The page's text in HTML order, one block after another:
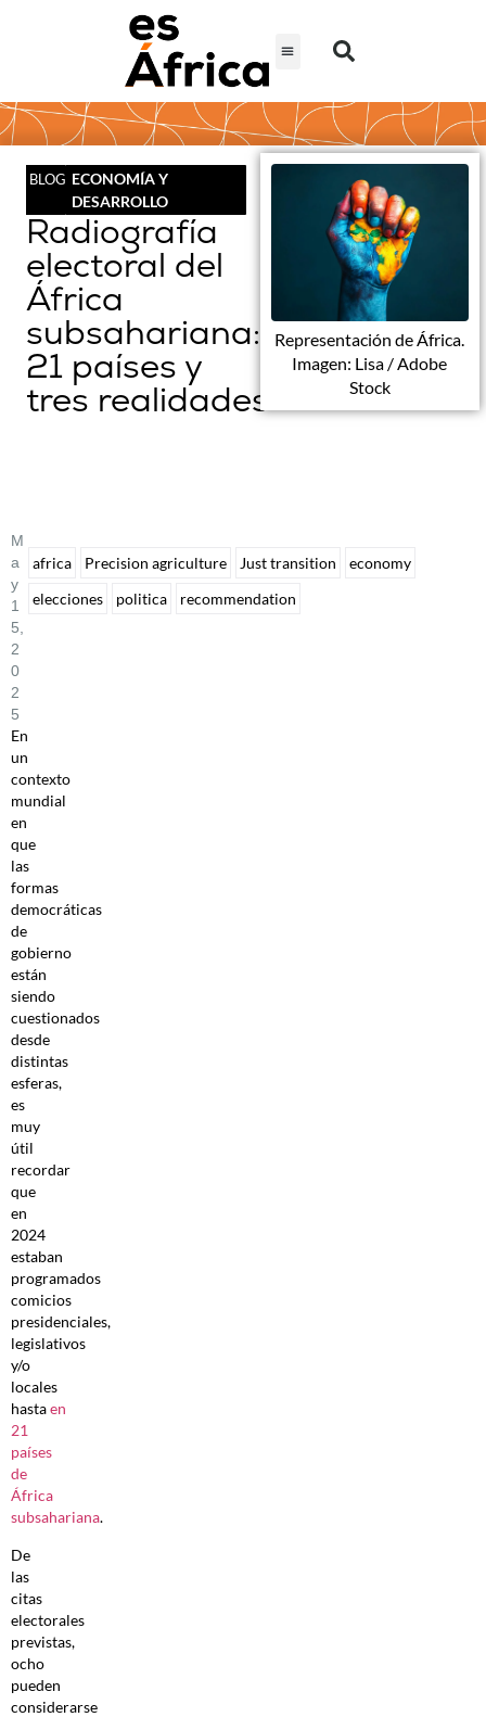
BLOG ECONOMÍA Y
DESARROLLO
Radiografía
electoral del
África
subsahariana:
21 países y
tres realidades
Representación de África.
Imagen: Lisa / Adobe
Stock
M
A
Y
1
5,
2
0
2
5
En
un
contexto
mundial
en
que
las
formas
democráticas
de
gobierno
están
siendo
cuestionados
desde
distintas
esferas,
es
muy
útil
recordar
que
en
2024
estaban
programados
comicios
presidenciales,
legislativos
y/o
locales
hastaen
21
países
de
África
subsahariana.
De
las
citas
electorales
previstas,
ocho
pueden
considerarse
africa Precision agriculture Just transition
economy
elecciones
politica recommendation